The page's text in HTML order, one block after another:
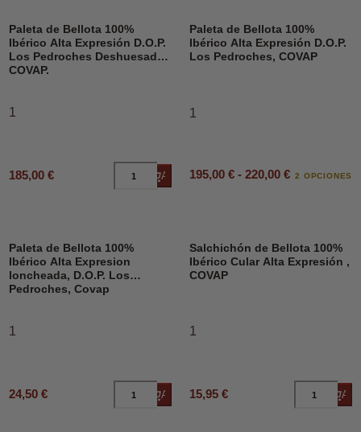
Paleta de Bellota 100%
Ibérico Alta Expresión D.O.P.
Los Pedroches Deshuesado,
COVAP.
1
185,00 € Añadir al carrito
Paleta de Bellota 100%
Ibérico Alta Expresión D.O.P.
Los Pedroches, COVAP
1
195,00 € - 220,00 € 2 OPCIONES
Paleta de Bellota 100%
Ibérico Alta Expresion
loncheada, D.O.P. Los
Pedroches, Covap
1
24,50 € Añadir al carrito
Salchichón de Bellota 100%
Ibérico Cular Alta Expresión ,
COVAP
1
15,95 €